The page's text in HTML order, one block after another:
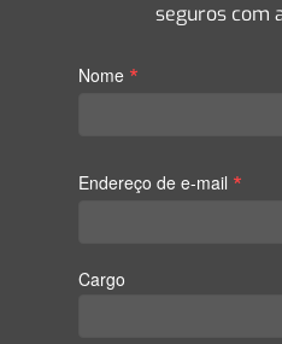
seguros com
Nome *
Endereço de e-mail *
Cargo